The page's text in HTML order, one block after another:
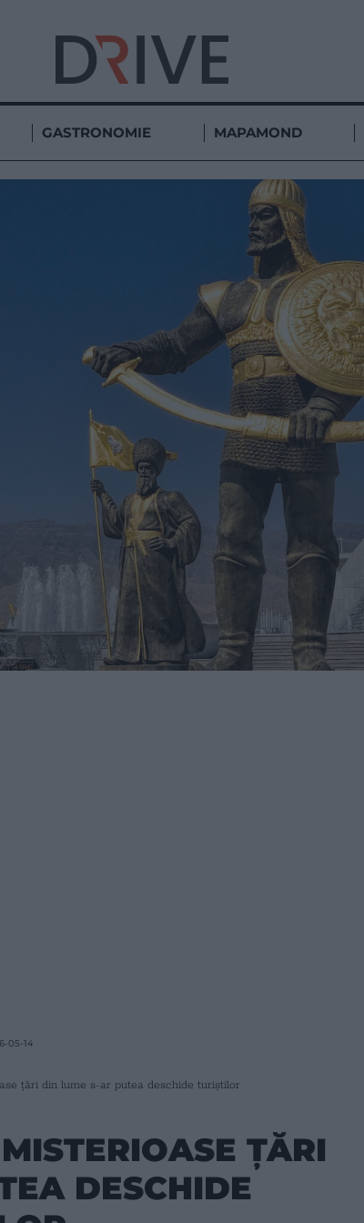
GASTRONOMIE MAPAMOND
05-14
țări din lume s-ar putea deschide turiștilor
ȚĂRI
DESCHIDE